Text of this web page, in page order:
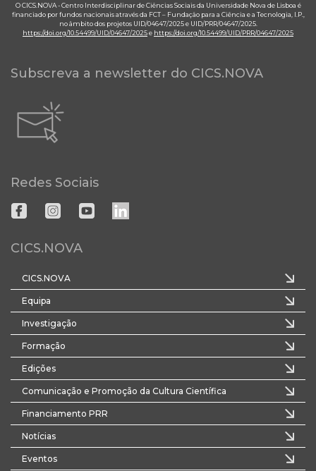
O CICS.NOVA - Centro Interdisciplinar de Ciências Sociais da Universidade Nova de Lisboa é
financiado por fundos nacionais através da FCT – Fundação para a Ciência e a Tecnologia, I.P.,
no âmbito dos projetos UID/04647/2025 e UID/PRR/04647/2025.
https://doi.org/10.54499/UID/04647/2025e https://doi.org/10.54499/UID/PRR/04647/2025
Subscreva a newsletter do CICS.NOVA
Redes Sociais
CICS.NOVA
CICS.NOVA
Equipa
Investigação
Formação
Edições
Comunicação e Promoção da Cultura Científica
Financiamento PRR
Notícias
Eventos